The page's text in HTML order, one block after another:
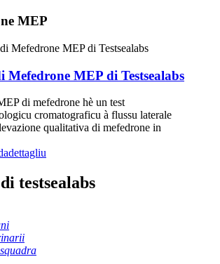
MEP
Mefedrone MEP di Testsealabs
di mefedrone hè un test
cromatograficu à flussu laterale
qualitativa di mefedrone in
dettagliu
testsealabs